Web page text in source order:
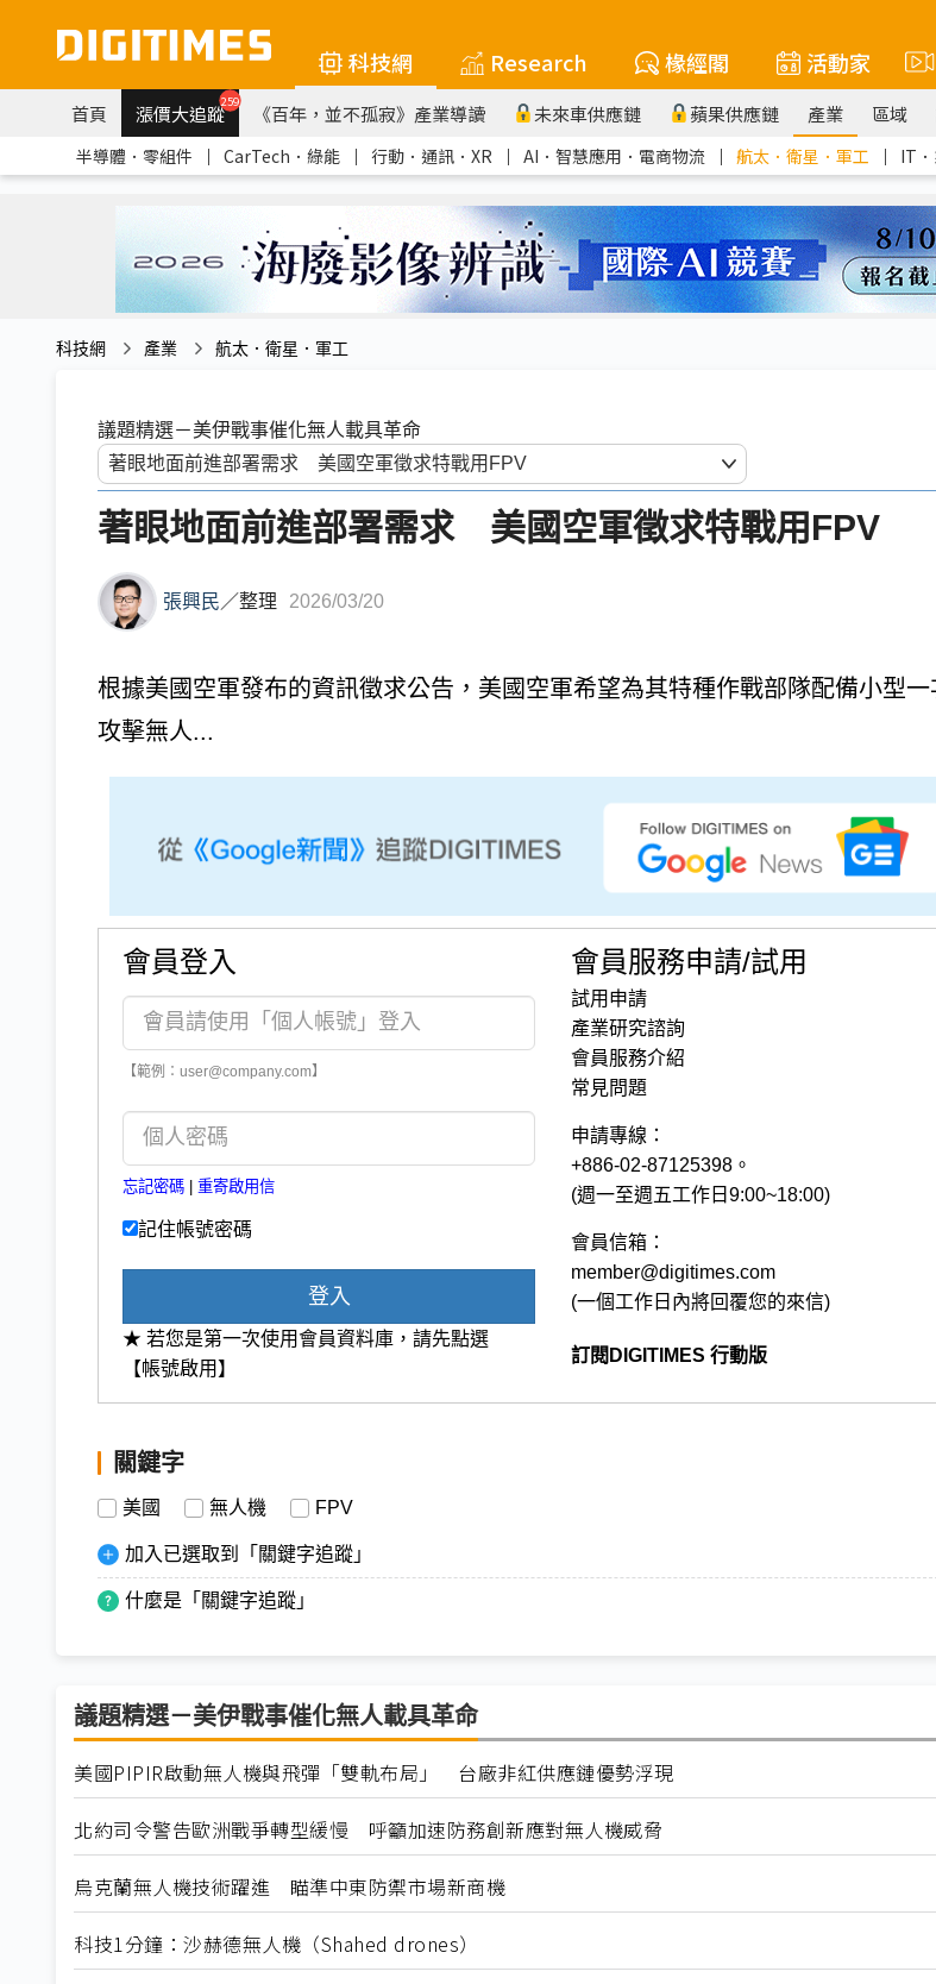
科技網 Research 椽經閣 活動家
首頁 漲價大追蹤259 《百年，並不孤寂》產業導讀 未來車供應鏈 蘋果供應鏈 產業 區域
半導體．零組件 ｜ CarTech．綠能 ｜ 行動．通訊．XR ｜ AI．智慧應用．電商物流 ｜ 航太．衛星．軍工 ｜ IT
科技網 產業 航太．衛星．軍工
議題精選－美伊戰事催化無人載具革命
著眼地面前進部署需求 美國空軍徵求特戰用FPV
張興民 ／整理 2026/03/20
根據美國空軍發布的資訊徵求公告，美國空軍希望為其特種作戰部隊配備小型一
攻擊無人...
會員登入
【範例：user@company.com】
忘記密碼 重寄啟用信
記住帳號密碼
登入
★ 若您是第一次使用會員資料庫，請先點選
【帳號啟用】
會員服務申請/試用
試用申請
產業研究諮詢
會員服務介紹
常見問題
申請專線：
+886-02-87125398。
(週一至週五工作日9:00~18:00)
會員信箱：
member@digitimes.com
(一個工作日內將回覆您的來信)
訂閱DIGITIMES 行動版
關鍵字
美國 無人機 FPV
加入已選取到「關鍵字追蹤」
什麼是「關鍵字追蹤」
議題精選－美伊戰事催化無人載具革命
美國PIPIR啟動無人機與飛彈「雙軌布局」 台廠非紅供應鏈優勢浮現
北約司令警告歐洲戰爭轉型緩慢 呼籲加速防務創新應對無人機威脅
烏克蘭無人機技術躍進 瞄準中東防禦市場新商機
科技1分鐘：沙赫德無人機（Shahed drones）